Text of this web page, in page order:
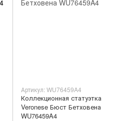
Артикул: WU76459A4
Коллекционная статуэтка
Veronese Бюст Бетховена
WU76459A4